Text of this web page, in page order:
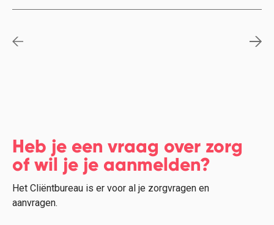
Heb je een vraag over zorg
of wil je je aanmelden?
Het Cliëntbureau is er voor al je zorgvragen en
aanvragen.